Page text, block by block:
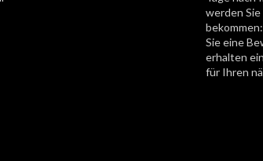
werden Sie
Sie eine
erhalten
für Ihren